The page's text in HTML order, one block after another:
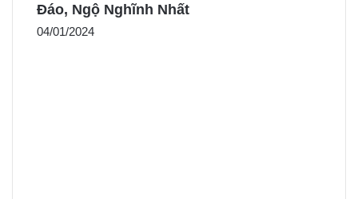
Đáo, Ngộ Nghĩnh Nhất
04/01/2024